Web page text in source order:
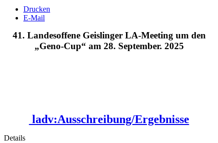
Drucken
E-Mail
41. Landesoffene Geislinger LA-Meeting um den
„Geno-Cup“ am 28. September. 2025
ladv:Ausschreibung/Ergebnisse
Details